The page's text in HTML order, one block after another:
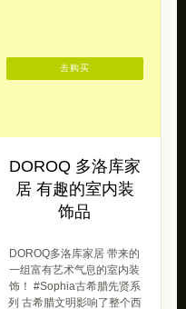
DOROQ 多洛库家
居 有趣的室内装
饰品
DOROQ多洛库家居 带来的
一组富有艺术气息的室内装
饰！ #Sophia古希腊先贤系
列 古希腊文明影响了整个西
去购买